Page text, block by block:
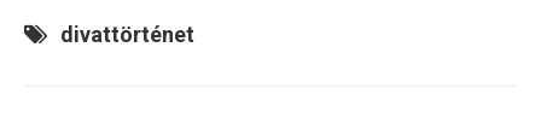
divattörténet